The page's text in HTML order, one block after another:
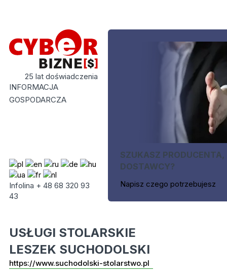
25 lat doświadczenia
INFORMACJA
GOSPODARCZA
Infolina + 48 68 320 93
43
SZUKASZ PRODUCENTA,
DOSTAWCY?
Napisz czego potrzebujesz
USŁUGI STOLARSKIE
LESZEK SUCHODOLSKI
https://www.suchodolski-stolarstwo.pl